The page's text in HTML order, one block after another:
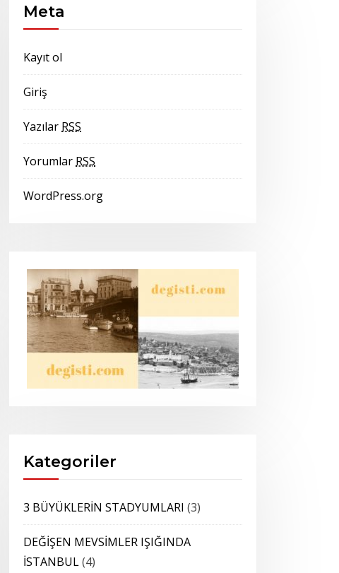
Meta
Kayıt ol
Giriş
Yazılar RSS
Yorumlar RSS
WordPress.org
Kategoriler
3 BÜYÜKLERİN STADYUMLARI (3)
DEĞİŞEN MEVSİMLER IŞIĞINDA
İSTANBUL(4)